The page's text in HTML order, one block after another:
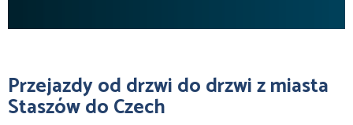
Przejazdy od drzwi do drzwi z miasta
Staszów do Czech